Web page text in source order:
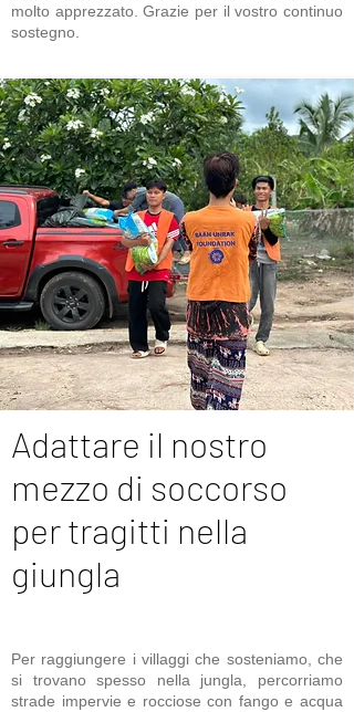
molto apprezzato. Grazie per il vostro continuo
sostegno.
Adattare il nostro
mezzo di soccorso
per tragitti nella
giungla
Per raggiungere i villaggi che sosteniamo, che
si trovano spesso nella jungla, percorriamo
strade impervie e rocciose con fango e acqua